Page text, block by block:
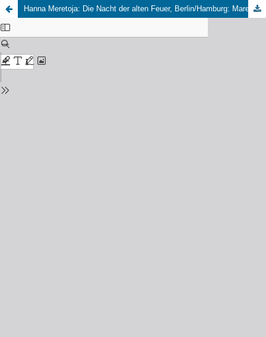
Hanna Meretoja: Die Nacht der alten Feuer, Berlin/Hamburg: Mare, 2024, 448 S., 26,00 EUR